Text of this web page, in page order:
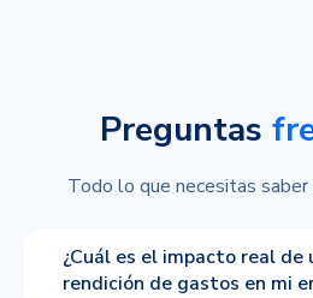
Preguntas
Todo lo que necesitas
¿Cuál es el impacto real de
rendición de gastos en mi